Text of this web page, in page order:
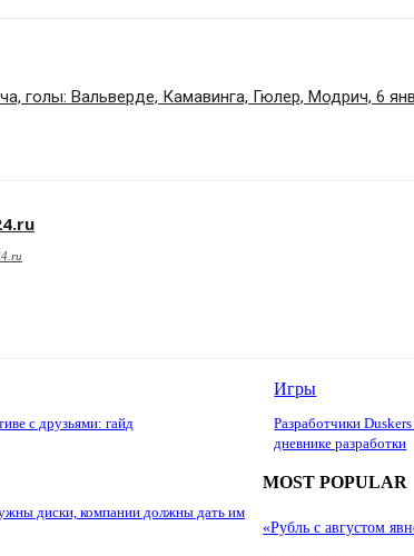
голы: Вальверде, Камавинга, Гюлер, Модрич, 6
с друзьями: гайд
Игры
Разработчики
дневнике разработки
диски, компании должны дать им
MOST POPULAR
«Рубль с августом